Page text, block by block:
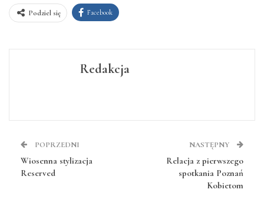
Podziel się Facebook
Redakcja
POPRZEDNI
Wiosenna stylizacja
Reserved
NASTĘPNY
Relacja z pierwszego
spotkania Poznań
Kobietom